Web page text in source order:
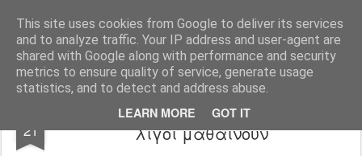
This site uses cookies from Google to deliver its services
and to analyze traffic. Your IP address and user-agent are
shared with Google along with performance and security
metrics to ensure quality of service, generate usage
statistics, and to detect and address abuse.
LEARN MORE GOT IT
Φροντιστήριο Θεωρητικό Φλώρινας
Pages
21
Λύκειο: Κανείς δεν το εγκαταλείπει,
λίγοι μαθαίνουν